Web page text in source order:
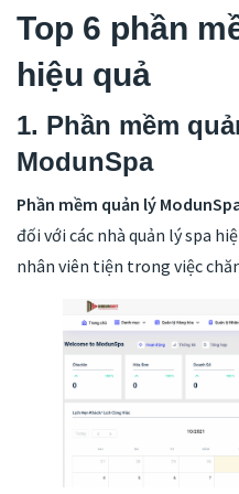
Top 6 phần
hiệu quả
1. Phần mềm
ModunSpa
Phần mềm quản lý
đối với các nhà quản lý spa
nhân viên tiện trong việc